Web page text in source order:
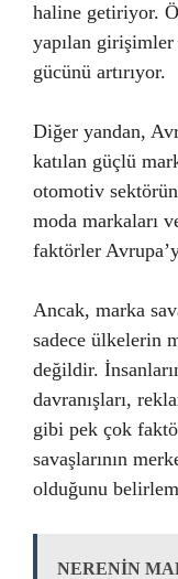
haline getiriyor.
yapılan
gücünü artırıyor.
Diğer yandan,
katılan güçlü
otomotiv
moda markaları
faktörler
Ancak, marka
sadece ülkelerin
değildir.
davranışları,
gibi pek çok
savaşlarının
olduğunu
NERENİN